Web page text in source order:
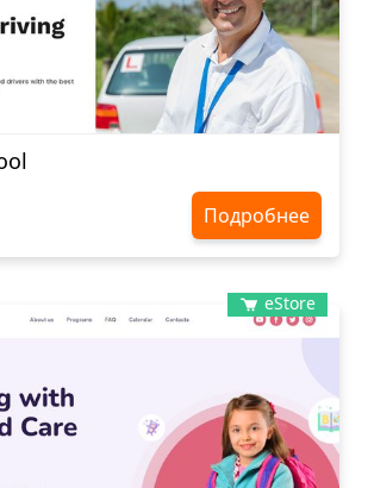
Подробнее
eStore